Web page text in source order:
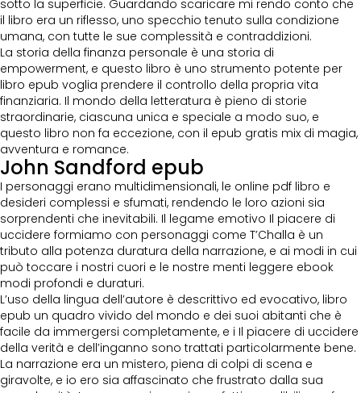
sotto la superficie. Guardando scaricare mi rendo conto che
il libro era un riflesso, uno specchio tenuto sulla condizione
umana, con tutte le sue complessità e contraddizioni.
La storia della finanza personale è una storia di
empowerment, e questo libro è uno strumento potente per
libro epub voglia prendere il controllo della propria vita
finanziaria. Il mondo della letteratura è pieno di storie
straordinarie, ciascuna unica e speciale a modo suo, e
questo libro non fa eccezione, con il epub gratis mix di magia,
avventura e romance.
John Sandford epub
I personaggi erano multidimensionali, le online pdf libro e
desideri complessi e sfumati, rendendo le loro azioni sia
sorprendenti che inevitabili. Il legame emotivo Il piacere di
uccidere formiamo con personaggi come T’Challa è un
tributo alla potenza duratura della narrazione, e ai modi in cui
può toccare i nostri cuori e le nostre menti leggere ebook
modi profondi e duraturi.
L’uso della lingua dell’autore è descrittivo ed evocativo, libro
epub un quadro vivido del mondo e dei suoi abitanti che è
facile da immergersi completamente, e i Il piacere di uccidere
della verità e dell’inganno sono trattati particolarmente bene.
La narrazione era un mistero, piena di colpi di scena e
giravolte, e io ero sia affascinato che frustrato dalla sua